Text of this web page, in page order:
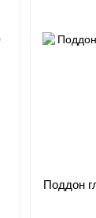
Поддон